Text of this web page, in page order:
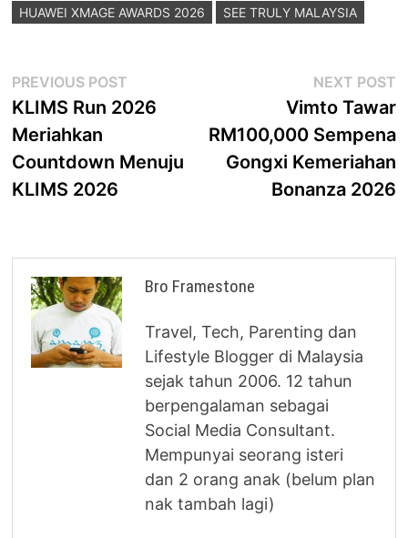
HUAWEI XMAGE AWARDS 2026
SEE TRULY MALAYSIA
Post
navigation
PREVIOUS POST
post:
KLIMS Run 2026
Meriahkan
Countdown Menuju
KLIMS 2026
NEXT POST
Vimto Tawar
RM100,000 Sempena
Gongxi Kemeriahan
Bonanza 2026
Bro Framestone
Travel, Tech, Parenting dan
Lifestyle Blogger di Malaysia
sejak tahun 2006. 12 tahun
berpengalaman sebagai
Social Media Consultant.
Mempunyai seorang isteri
dan 2 orang anak (belum plan
nak tambah lagi)